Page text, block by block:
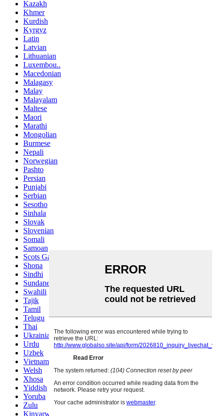
Kazakh
Khmer
Kurdish
Kyrgyz
Latin
Latvian
Lithuanian
Luxembou..
Macedonian
Malagasy
Malay
Malayalam
Maltese
Maori
Marathi
Mongolian
Burmese
Nepali
Norwegian
Pashto
Persian
Punjabi
Serbian
Sesotho
Sinhala
Slovak
Slovenian
Somali
Samoan
Scots Gaelic
Shona
Sindhi
Sundanese
Swahili
Tajik
Tamil
Telugu
Thai
Ukrainian
Urdu
Uzbek
Vietnamese
Welsh
Xhosa
Yiddish
Yoruba
Zulu
Kinyarwanda